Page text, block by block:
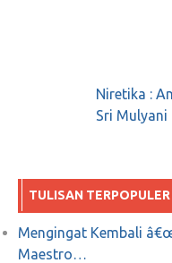
Niretika :
Sri Mulyani
TULISAN TERPOPULER
Mengingat Kembali
Maestro…